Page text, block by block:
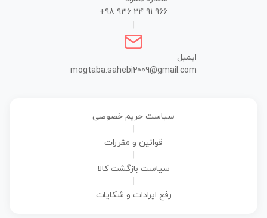
+98 936 24 91 966
ایمیل
mogtaba.sahebi2009@gmail.com
سیاست حریم خصوصی
قوانین و مقررات
سیاست بازگشت کالا
رفع ایرادات و شکایات